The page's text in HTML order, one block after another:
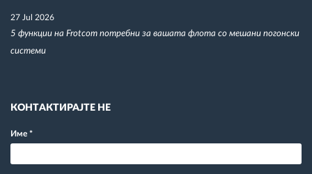
27 Jul 2026
5 функции на Frotcom потребни за вашата флота со мешани погонски
системи
КОНТАКТИРАЈТЕ НЕ
Име *